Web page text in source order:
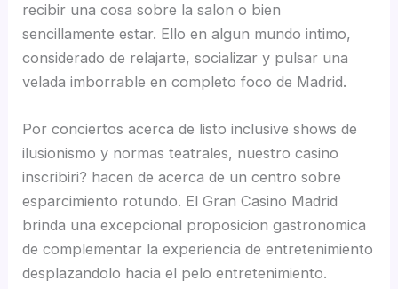
recibir una cosa sobre la salon o bien
sencillamente estar. Ello en algun mundo intimo,
considerado de relajarte, socializar y pulsar una
velada imborrable en completo foco de Madrid.
Por conciertos acerca de listo inclusive shows de
ilusionismo y normas teatrales, nuestro casino
inscribiri? hacen de acerca de un centro sobre
esparcimiento rotundo. El Gran Casino Madrid
brinda una excepcional proposicion gastronomica
de complementar la experiencia de entretenimiento
desplazandolo hacia el pelo entretenimiento.